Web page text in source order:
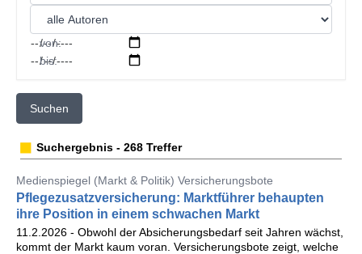
von:
bis:
Suchen
Suchergebnis - 268 Treffer
Medienspiegel (Markt & Politik) Versicherungsbote
Pflegezusatzversicherung: Marktführer behaupten
ihre Position in einem schwachen Markt
11.2.2026 - Obwohl der Absicherungsbedarf seit Jahren wächst,
kommt der Markt kaum voran. Versicherungsbote zeigt, welche